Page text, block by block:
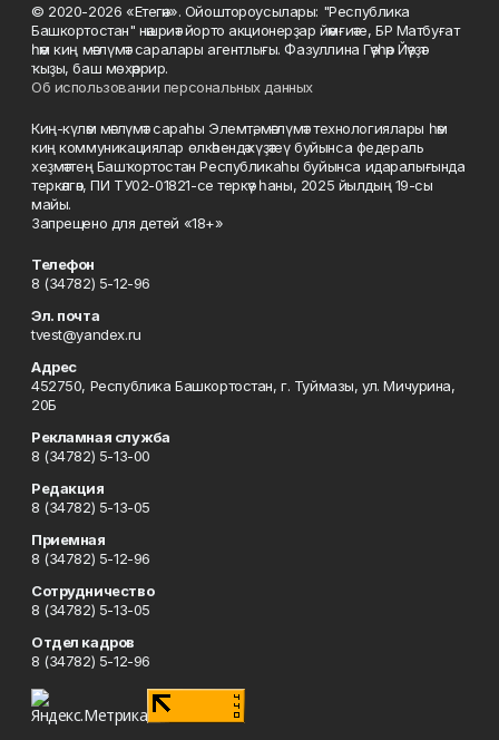
© 2020-2026 «Етегән». Ойоштороусылары: "Республика
Башкортостан" нәшриәт йорто акционерҙар йәмғиәте, БР Матбуғат
һәм киң мәғлүмәт саралары агентлығы. Фазуллина Гәүһәр Йәүҙәт
ҡыҙы, баш мөхәррир.
Об использовании персональных данных
Киң-күләм мәғлүмәт сараһы Элемтә, мәғлүмәт технологиялары һәм
киң коммуникациялар өлкәһендә күҙәтеү буйынса федераль
хеҙмәттең Башҡортостан Республикаһы буйынса идаралығында
теркәлгән, ПИ ТУ02-01821-се теркәү һаны, 2025 йылдың 19-сы
майы.
Запрещено для детей «18+»
Телефон
8 (34782) 5-12-96
Эл. почта
tvest@yandex.ru
Адрес
452750, Республика Башкортостан, г. Туймазы, ул. Мичурина,
20Б
Рекламная служба
8 (34782) 5-13-00
Редакция
8 (34782) 5-13-05
Приемная
8 (34782) 5-12-96
Сотрудничество
8 (34782) 5-13-05
Отдел кадров
8 (34782) 5-12-96